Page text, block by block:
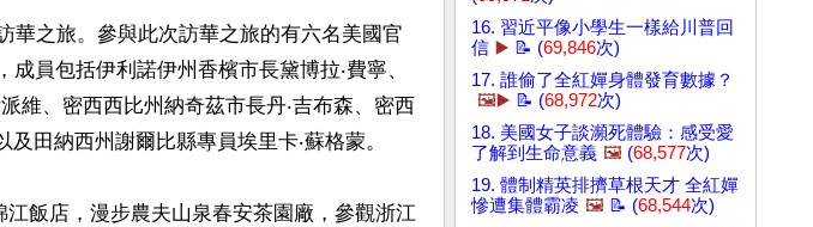
華之旅。參與此次訪華之旅的有六名美國官
員包括伊利諾伊州香檳市長黛博拉‧費寧、
維、密西西比州納奇茲市長丹‧吉布森、密西
田納西州謝爾比縣專員埃里卡‧蘇格蒙。
飯店，漫步農夫山泉春安茶園廠，參觀浙江
16. 習近平像小學生一樣給川普回
信 ▶️ 📝 (69,846次)
17. 誰偷了全紅嬋身體發育數據？
🖼️▶️ 📝 (68,972次)
18. 美國女子談瀕死體驗：感受愛
了解到生命意義 🖼️ (68,577次)
19. 體制精英排擠草根天才 全紅嬋
慘遭集體霸凌 🖼️ 📝 (68,544次)